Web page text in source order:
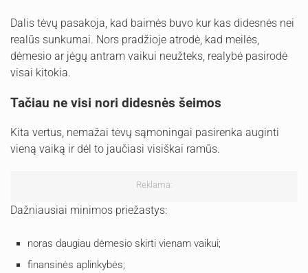
Dalis tėvų pasakoja, kad baimės buvo kur kas didesnės nei
realūs sunkumai. Nors pradžioje atrodė, kad meilės,
dėmesio ar jėgų antram vaikui neužteks, realybė pasirodė
visai kitokia.
Tačiau ne visi nori didesnės šeimos
Kita vertus, nemažai tėvų sąmoningai pasirenka auginti
vieną vaiką ir dėl to jaučiasi visiškai ramūs.
Reklama:
Dažniausiai minimos priežastys:
noras daugiau dėmesio skirti vienam vaikui;
finansinės aplinkybės;